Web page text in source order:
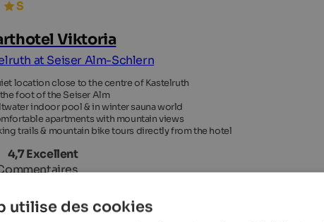
Viktoria
at Seiser Alm-Schlern
location close to the centre of Kastelruth
foot of the Seiser Alm
indoor pool & in winter sauna world
apartments with mountain views
trails & mountain bike tours directly from the hotel
4,7 Excellent
utilise des cookies